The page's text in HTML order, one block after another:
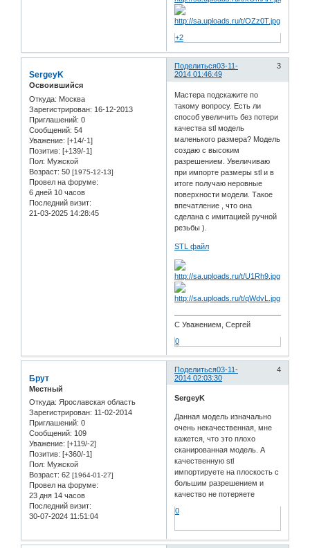
+2
Поделиться 3
03-11-
2014 01:46:49
SergeyK
Освоившийся
Откуда: Москва
Зарегистрирован: 16-12-2013
Приглашений: 0
Сообщений: 54
Уважение: [+14/-1]
Позитив: [+139/-1]
Пол: Мужской
Возраст: 50 [1975-12-13]
Провел на форуме:
6 дней 10 часов
Последний визит:
21-03-2025 14:28:45
Мастера подскажите по
такому вопросу. Есть ли
способ увеличить без потери
качества stl модель
маленького размера? Модель
создаю с высоким
разрешением. Увеличиваю
при импорте размеры stl и в
итоге получаю неровные
поверхности модели. Такое
впечатление , что она
сделана с имитацией ручной
резьбы ).
STL файл
С Уважением, Сергей
0
Поделиться 4
03-11-
2014 02:03:30
Брут
Местный
Откуда: Ярославская область
Зарегистрирован: 11-02-2014
Приглашений: 0
Сообщений: 109
Уважение: [+119/-2]
Позитив: [+360/-1]
Пол: Мужской
Возраст: 62 [1964-01-27]
Провел на форуме:
23 дня 14 часов
Последний визит:
30-07-2024 11:51:04
SergeyK
Данная модель изначально
очень некачественная, мне
кажется, что это плохо
сканированная модель. А
качественную stl
импортируете на плоскость с
большим разрешением и
качество не потеряете
0